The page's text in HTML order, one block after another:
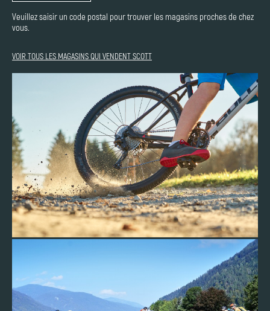
Veuillez saisir un code postal pour trouver les magasins proches de chez
vous.
VOIR TOUS LES MAGASINS QUI VENDENT SCOTT